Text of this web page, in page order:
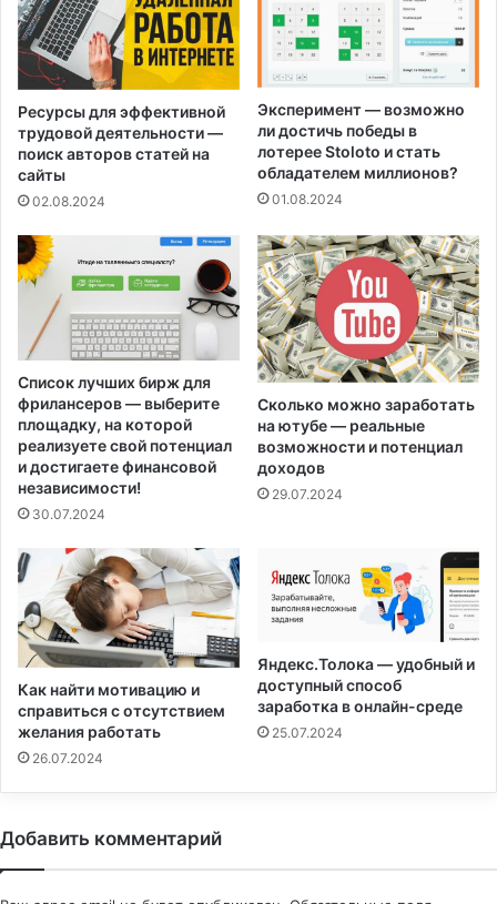
Ресурсы для эффективной
трудовой деятельности —
поиск авторов статей на
сайты
02.08.2024
Эксперимент — возможно
ли достичь победы в
лотерее Stoloto и стать
обладателем миллионов?
01.08.2024
Список лучших бирж для
фрилансеров — выберите
площадку, на которой
реализуете свой потенциал
и достигаете финансовой
независимости!
30.07.2024
Сколько можно заработать
на ютубе — реальные
возможности и потенциал
доходов
29.07.2024
Как найти мотивацию и
справиться с отсутствием
желания работать
26.07.2024
Яндекс.Толока — удобный и
доступный способ
заработка в онлайн-среде
25.07.2024
Добавить комментарий